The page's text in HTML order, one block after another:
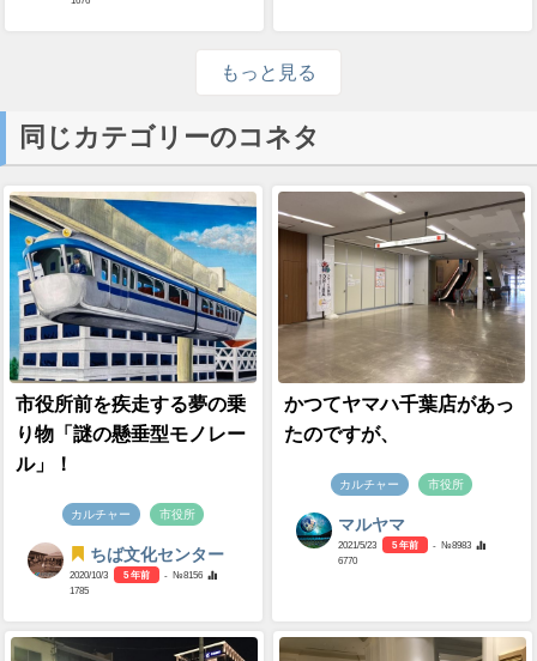
もっと見る
同じカテゴリーのコネタ
市役所前を疾走する夢の乗
り物「謎の懸垂型モノレー
ル」！
カルチャー 市役所
ちば文化センター
2020/10/3 5 年前
- №8156
1785
かつてヤマハ千葉店があっ
たのですが、
カルチャー 市役所
マルヤマ
2021/5/23 5 年前
- №8983
6770